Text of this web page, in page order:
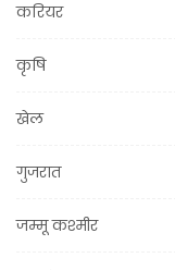
करियर
कृषि
खेल
गुजरात
जम्मू कश्मीर